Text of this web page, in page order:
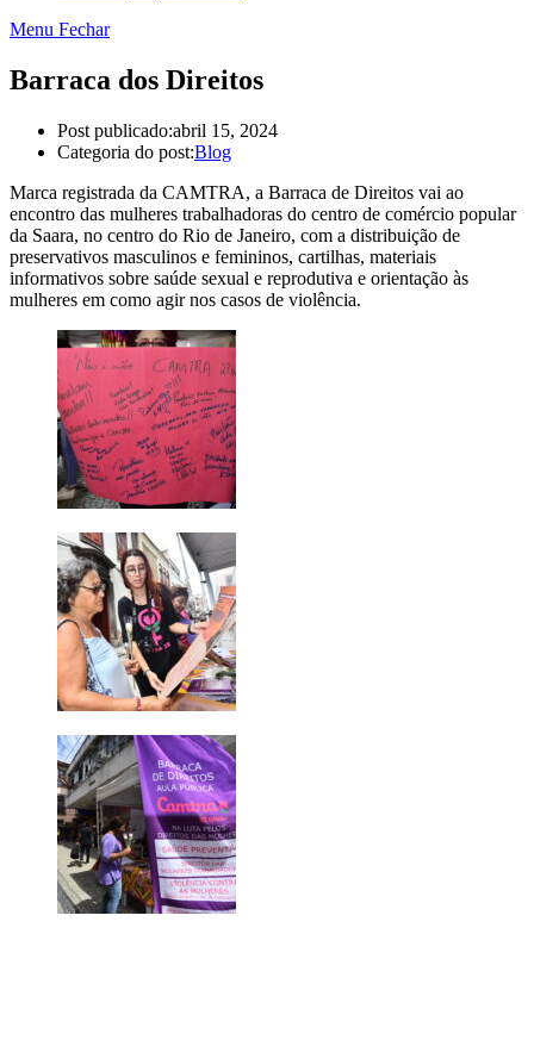
Menu Fechar
Barraca dos Direitos
Post publicado:abril 15, 2024
Categoria do post:Blog
Marca registrada da CAMTRA, a Barraca de Direitos vai ao
encontro das mulheres trabalhadoras do centro de comércio popular
da Saara, no centro do Rio de Janeiro, com a distribuição de
preservativos masculinos e femininos, cartilhas, materiais
informativos sobre saúde sexual e reprodutiva e orientação às
mulheres em como agir nos casos de violência.